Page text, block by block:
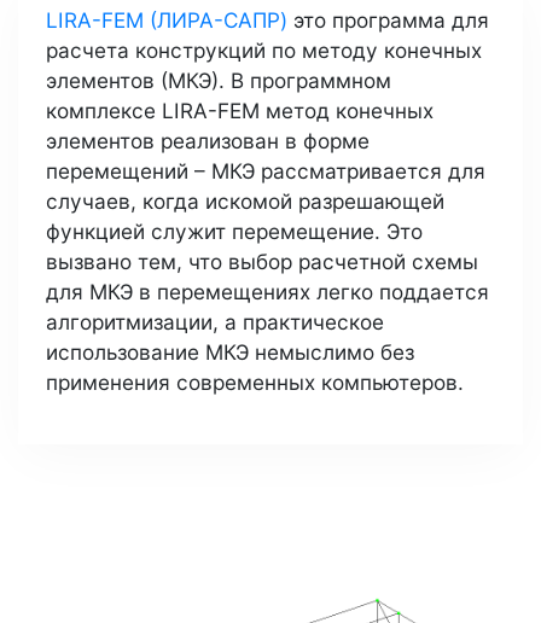
LIRA-FEM (ЛИРА-САПР) это программа для
расчета конструкций по методу конечных
элементов (МКЭ). В программном
комплексе LIRA-FEM метод конечных
элементов реализован в форме
перемещений – МКЭ рассматривается для
случаев, когда искомой разрешающей
функцией служит перемещение. Это
вызвано тем, что выбор расчетной схемы
для МКЭ в перемещениях легко поддается
алгоритмизации, а практическое
использование МКЭ немыслимо без
применения современных компьютеров.